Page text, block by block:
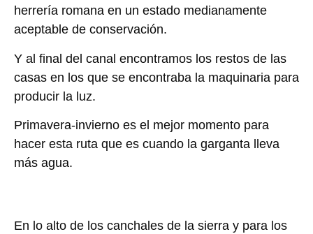
herrería romana en un estado medianamente
aceptable de conservación.
Y al final del canal encontramos los restos de las
casas en los que se encontraba la maquinaria para
producir la luz.
Primavera-invierno es el mejor momento para
hacer esta ruta que es cuando la garganta lleva
más agua.
En lo alto de los canchales de la sierra y para los